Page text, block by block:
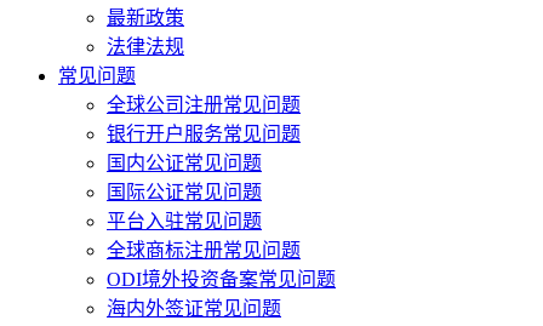
最新政策
法律法规
常见问题
全球公司注册常见问题
银行开户服务常见问题
国内公证常见问题
国际公证常见问题
平台入驻常见问题
全球商标注册常见问题
ODI境外投资备案常见问题
海内外签证常见问题